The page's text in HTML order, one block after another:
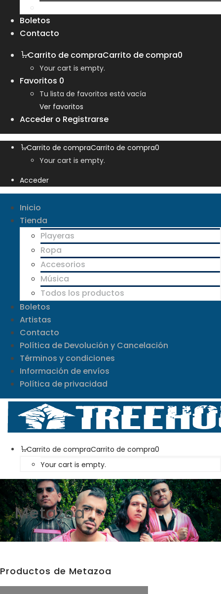
Boletos
Contacto
Carrito de compraCarrito de compra0
Your cart is empty.
Favoritos 0
Tu lista de favoritos está vacía
Ver favoritos
Acceder o Registrarse
Carrito de compraCarrito de compra0
Your cart is empty.
Acceder
Inicio
Tienda
Playeras
Ropa
Accesorios
Música
Todos los productos
Boletos
Artistas
Contacto
Política de Devolución y Cancelación
Términos y condiciones
Información de envíos
Política de privacidad
Carrito de compraCarrito de compra0
Your cart is empty.
Metazoa
Productos de Metazoa